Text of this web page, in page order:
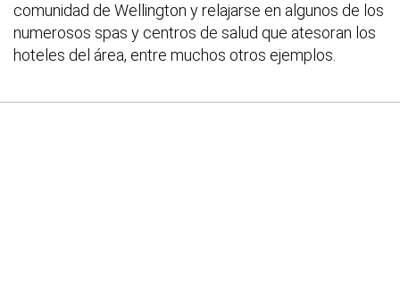
comunidad de Wellington y relajarse en algunos de los
numerosos spas y centros de salud que atesoran los
hoteles del área, entre muchos otros ejemplos.